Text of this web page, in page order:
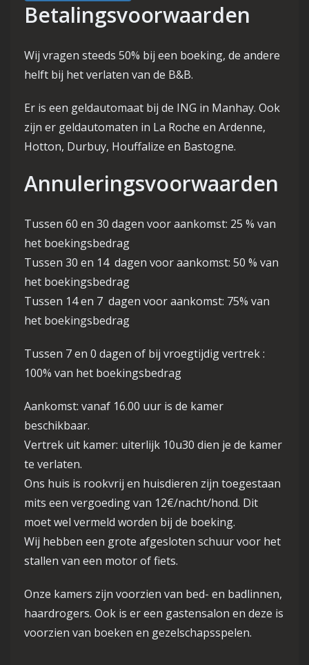
Betalingsvoorwaarden
Wij vragen steeds 50% bij een boeking, de andere
helft bij het verlaten van de B&B.
Er is een geldautomaat bij de ING in Manhay. Ook
zijn er geldautomaten in La Roche en Ardenne,
Hotton, Durbuy, Houffalize en Bastogne.
Annuleringsvoorwaarden
Tussen 60 en 30 dagen voor aankomst: 25 % van
het boekingsbedrag
Tussen 30 en 14 dagen voor aankomst: 50 % van
het boekingsbedrag
Tussen 14 en 7 dagen voor aankomst: 75% van
het boekingsbedrag
Tussen 7 en 0 dagen of bij vroegtijdig vertrek :
100% van het boekingsbedrag
Aankomst: vanaf 16.00 uur is de kamer
beschikbaar.
Vertrek uit kamer: uiterlijk 10u30 dien je de kamer
te verlaten.
Ons huis is rookvrij en huisdieren zijn toegestaan
mits een vergoeding van 12€/nacht/hond. Dit
moet wel vermeld worden bij de boeking.
Wij hebben een grote afgesloten schuur voor het
stallen van een motor of fiets.
Onze kamers zijn voorzien van bed- en badlinnen,
haardrogers. Ook is er een gastensalon en deze is
voorzien van boeken en gezelschapsspelen.